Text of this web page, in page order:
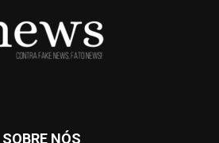
SOBRE NÓS